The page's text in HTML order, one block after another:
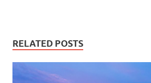
RELATED POSTS